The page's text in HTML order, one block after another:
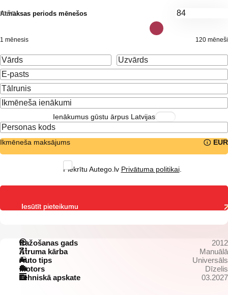
Atmaksas periods mēnešos
mēn.
1 mēnesis 120 mēneši
Ienākumus gūstu ārpus Latvijas
Ikmēneša maksājums EUR
Piekrītu Autego.lv Privātuma politikai.
Ražošanas gads
2012
Ātruma kārba
Manuālā
Auto tips
Universāls
Motors
Dīzelis
Tehniskā apskate
03.2027